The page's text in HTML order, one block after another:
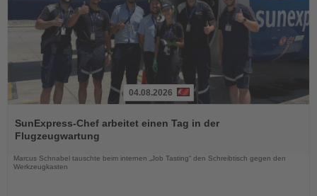
Sie
die
Nachrichten
04.08.2026
SunExpress-Chef arbeitet einen Tag in der
Flugzeugwartung
Marcus Schnabel tauschte beim internen „Job Tasting“ den Schreibtisch gegen den
Werkzeugkasten